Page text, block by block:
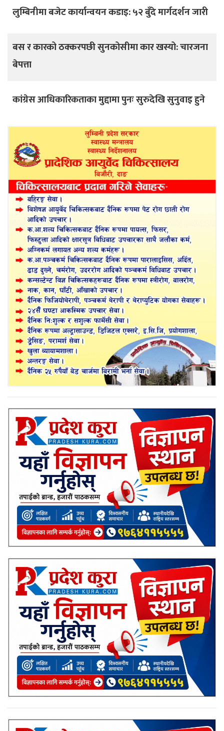
लुम्बिनीमा बजेट कार्यान्वयन कडाइ: ५२ बुँदे मार्गदर्शन जारी
बस र कारको ठक्करपछी सुनकोसीमा कार खस्यो: चारजना
बेपत्ता
कांग्रेस आधिकारिकताका मुद्दामा पुनः सुरुदेखि सुनुवाइ हुने